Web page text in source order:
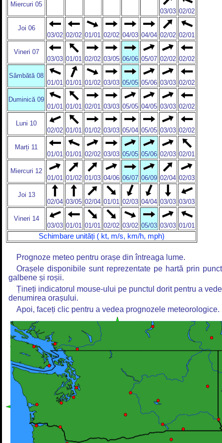
Miercuri 05
03/03 02/02
Joi 06
03/02 02/02 01/01 02/02 04/03 04/04 02/02 02/01
Vineri 07
03/03 01/01 02/02 03/05 06/06 05/07 02/02 02/02
Sâmbătă 08
01/01 01/01 01/02 03/03 05/05 05/06 03/03 02/02
Duminică 09
01/01 01/01 02/01 03/03 05/05 04/05 03/03 02/02
Luni 10
02/02 01/01 01/02 03/03 05/04 05/05 03/03 02/02
Marți 11
01/01 01/01 02/02 03/03 05/05 05/06 02/03 02/01
Miercuri 12
01/01 01/02 01/03 04/06 06/07 06/09 02/04 02/03
Joi 13
02/04 03/05 02/04 01/01 02/03 04/04 03/03 03/03
Vineri 14
03/03 01/01 01/01 02/02 03/02 05/03 03/03 01/01
Schimbare unități ( kt, m/s, km/h, mph)
Prognoze meteo pentru orașe din întreaga lume.
Orașele disponibile sunt reprezentate pe hartă prin
galbene și roșii.
Țineți indicatorul mouse-ului pe punctul dorit pentru a
denumirea orașului.
Apoi, faceți clic pentru a vedea prognozele meteorologice.